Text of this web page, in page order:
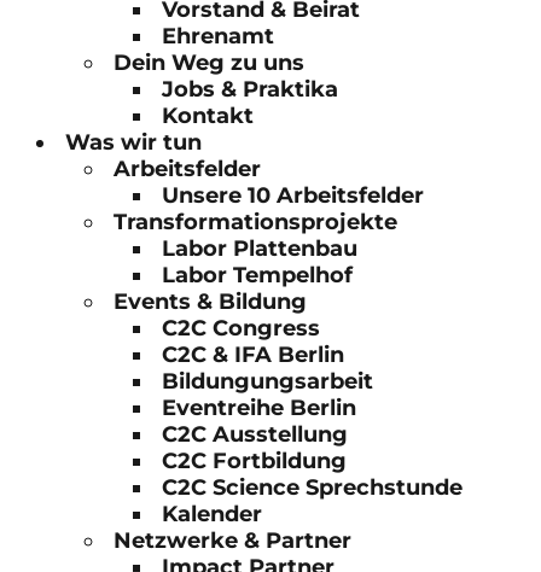
Vorstand & Beirat
Ehrenamt
Dein Weg zu uns
Jobs & Praktika
Kontakt
Was wir tun
Arbeitsfelder
Unsere 10 Arbeitsfelder
Transformationsprojekte
Labor Plattenbau
Labor Tempelhof
Events & Bildung
C2C Congress
C2C & IFA Berlin
Bildungungsarbeit
Eventreihe Berlin
C2C Ausstellung
C2C Fortbildung
C2C Science Sprechstunde
Kalender
Netzwerke & Partner